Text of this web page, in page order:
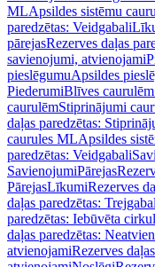
MLApsildes sistēmu
paredzētas: Veidgabali
pārejasRezerves daļas
savienojumi, atvienojami
pieslēgumuApsildes
PiederumiBlīves
caurulēmStiprinājumi
daļas paredzētas:
caurules MLApsildes
paredzētas: Veidgabali
SavienojumiPārejas
PārejasLīkumiRezerves
daļas paredzētas:
paredzētas: Iebūvēta
daļas paredzētas:
atvienojamiRezerves